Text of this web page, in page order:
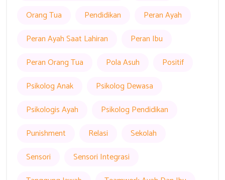
Orang Tua
Pendidikan
Peran Ayah
Peran Ayah Saat Lahiran
Peran Ibu
Peran Orang Tua
Pola Asuh
Positif
Psikolog Anak
Psikolog Dewasa
Psikologis Ayah
Psikolog Pendidikan
Punishment
Relasi
Sekolah
Sensori
Sensori Integrasi